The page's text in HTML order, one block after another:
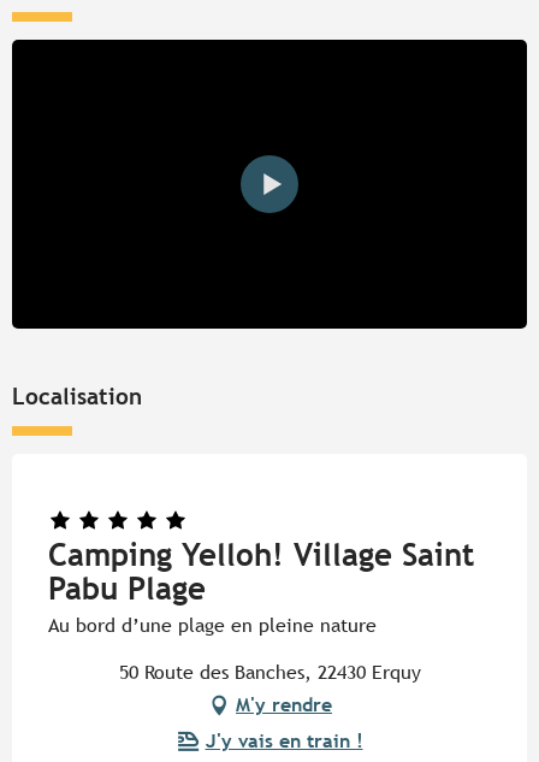
Localisation
Camping Yelloh! Village Saint
Pabu Plage
Au bord d’une plage en pleine nature
50 Route des Banches, 22430 Erquy
M'y rendre
J'y vais en train !